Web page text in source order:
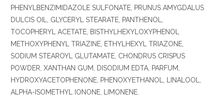
PHENYLBENZIMIDAZOLE SULFONATE, PRUNUS AMYGDALUS
DULCIS OIL, GLYCERYL STEARATE, PANTHENOL,
TOCOPHERYL ACETATE, BISTHYLHEXYLOXYPHENOL
METHOXYPHENYL TRIAZINE, ETHYLHEXYL TRIAZONE,
SODIUM STEAROYL GLUTAMATE, CHONDRUS CRISPUS
POWDER, XANTHAN GUM, DISODIUM EDTA, PARFUM,
HYDROXYACETOPHENONE, PHENOXYETHANOL, LINALOOL,
ALPHA-ISOMETHYL IONONE, LIMONENE.